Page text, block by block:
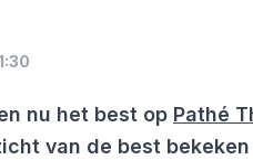
nu het best op Pathé
van de best